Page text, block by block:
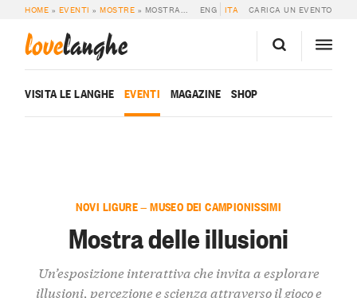
HOME » EVENTI »MOSTRE » MOSTRA DELLE ILLUSIONI ENG ITA CARICA UN EVENTO
lovelanghe
VISITA LE LANGHE EVENTI MAGAZINE SHOP
NOVI LIGURE — MUSEO DEI CAMPIONISSIMI
Mostra delle illusioni
Un’esposizione interattiva che invita a esplorare
illusioni, percezione e scienza attraverso il gioco e